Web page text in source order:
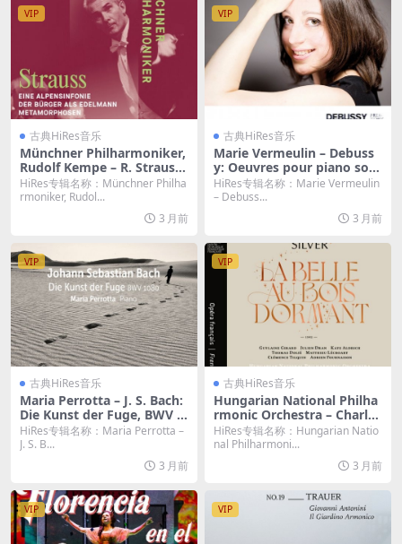
VIP
古典HiRes音乐
Münchner Philharmoniker,
Rudolf Kempe – R. Strauss:
Eine Alpensinfonie & Der B
ürger als Edelmann & Meta
morphosen (2026) [Hi-Res
HiRes专辑名称：Münchner Philha
rmoniker, Rudol...
3 月前
VIP
古典HiRes音乐
Marie Vermeulin – Debuss
y: Oeuvres pour piano solo
(2016) [Hi-Res 24bit/96KHz
FLAC]
HiRes专辑名称：Marie Vermeulin
– Debuss...
3 月前
VIP
古典HiRes音乐
Maria Perrotta – J. S. Bach:
Die Kunst der Fuge, BWV 1
080 (2026) [Hi-Res 24bit/96
KHz FLAC]
HiRes专辑名称：Maria Perrotta –
J. S. B...
3 月前
VIP
古典HiRes音乐
Hungarian National Philha
rmonic Orchestra – Charles
Silver: La Belle au bois dor
mant (2026) [Hi-Res 24bit/
HiRes专辑名称：Hungarian Natio
nal Philharmoni...
3 月前
VIP VIP